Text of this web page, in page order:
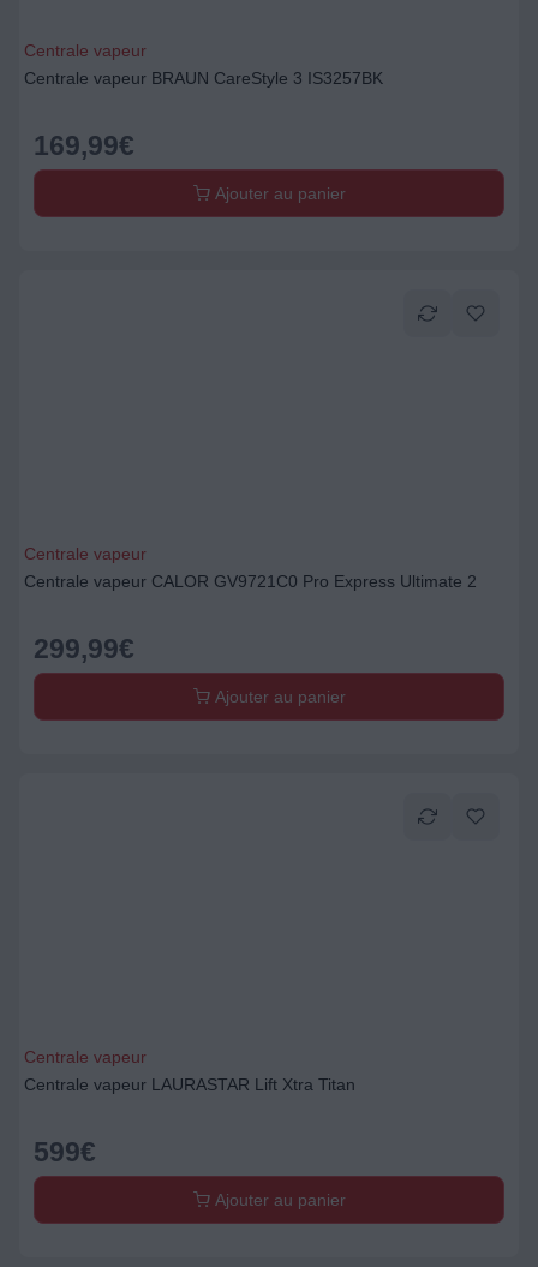
Centrale vapeur
Centrale vapeur BRAUN CareStyle 3 IS3257BK
169,99€
Ajouter au panier
Centrale vapeur
Centrale vapeur CALOR GV9721C0 Pro Express Ultimate 2
299,99€
Ajouter au panier
Centrale vapeur
Centrale vapeur LAURASTAR Lift Xtra Titan
599€
Ajouter au panier